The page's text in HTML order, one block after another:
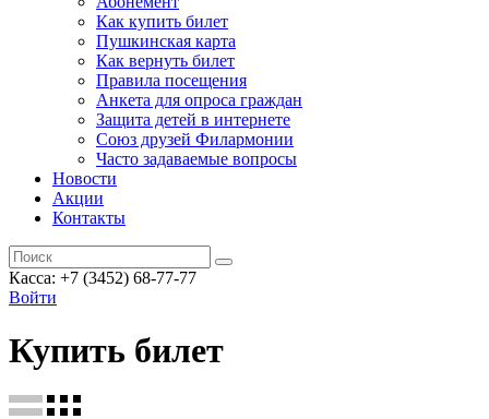
Как купить билет
Пушкинская карта
Как вернуть билет
Правила посещения
Анкета для опроса граждан
Защита детей в интернете
Союз друзей Филармонии
Часто задаваемые вопросы
Новости
Акции
Контакты
Касса: +7 (3452) 68-77-77
Войти
Купить билет